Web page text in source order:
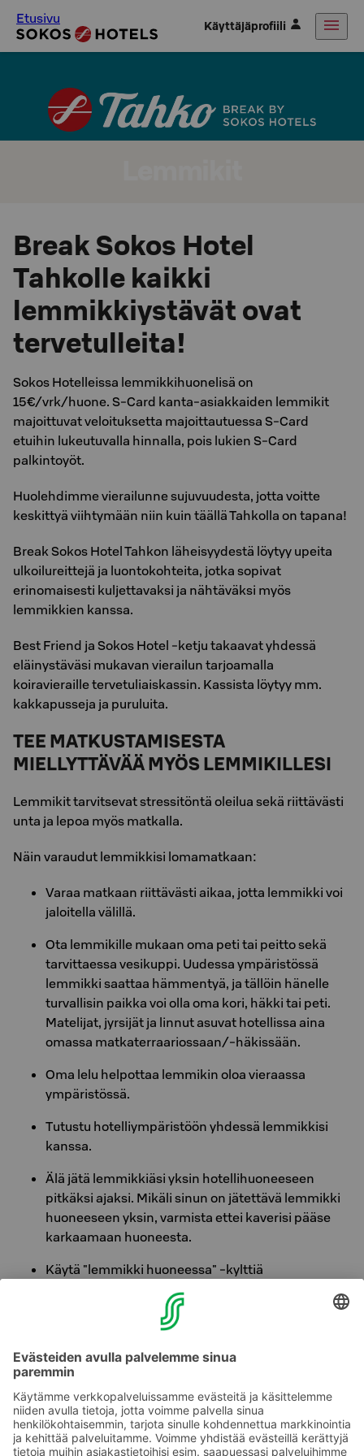
Etusivu Käyttäjäprofiili
Break Sokos Hotel
Tahkolle kaikki
lemmikkiystävät ovat
tervetulleita!
Sokos Hotelleissa lemmikkihuonelisä on
15€/vrk/huone. S-Card kanta-asiakkaiden lemmikit
majoittuvat veloituksetta majoittautuessa S-Card
etuihin lukeutuvalla hinnalla, pois lukien S-Card
palkintoyöt.
Huolehdimme vierailunne sujuvuudesta, jotta voitte
keskittyä viihtymään niin kuin täällä Tahkolla on tapana!
Break Sokos Hotel Tahkon läheisyydestä löytyy upeita
ulkoilureittejä ja luontokohteita, jotka sopivat
erinomaisesti kuljettavaksi ja nähtäväksi myös
lemmikkien kanssa.
Best Friend ja Sokos Hotel -ketju takaavat yhdessä
eläinystäväsi mukavan vierailun tarjoamalla
koiravieraille tervetuliaiskassin. Kassista löytyy mm.
kakkapusseja ja puruluita.
TEE MATKUSTAMISESTA
MIELLYTTÄVÄÄ MYÖS LEMMIKILLESI
Lemmikit tarvitsevat stressitöntä oleilua sekä riittävästi
unta ja lepoa myös matkalla.
Näin varaudut lemmikkisi lomamatkaan:
Varaa matkaan riittävästi aikaa, jotta lemmikki voi
jaloitella välillä.
Ota lemmikille mukaan oma peti tai peitto sekä
tarvittaessa vesikuppi. Uudessa ympäristössä
lemmikki saattaa hämmentyä, ja tällöin hänelle
turvallisin paikka voi olla oma kori, häkki tai peti.
Matelijat, jyrsijät ja linnut asuvat hotellissa aina
omassa matkaterraariossaan/-häkissään.
Oma lelu helpottaa lemmikin oloa vieraassa
ympäristössä.
Tutustu hotelliympäristöön yhdessä lemmikkisi
kanssa.
Älä jätä lemmikkiäsi yksin hotellihuoneeseen
pitkäksi ajaksi. Mikäli sinun on jätettävä lemmikki
huoneeseen yksin, varmista ettei kaverisi pääse
karkaamaan huoneesta.
Käytä "lemmikki huoneessa" -kylttiä
hotellihuoneen oven ulkopuolella.
Voit varauksen teon yhteydessä lisätä myös lemmikit
saatavuuden näkyviin. Mikäli olet jo aikaisemmin tehnyt
varauksen ja lemmikki tuleekin mukaasi, ilmoitathan
mukanasi matkustavasta lemmikistä soittamalla tai
sähköpostilla reception.tahkovuori@sokoshotels.fi.